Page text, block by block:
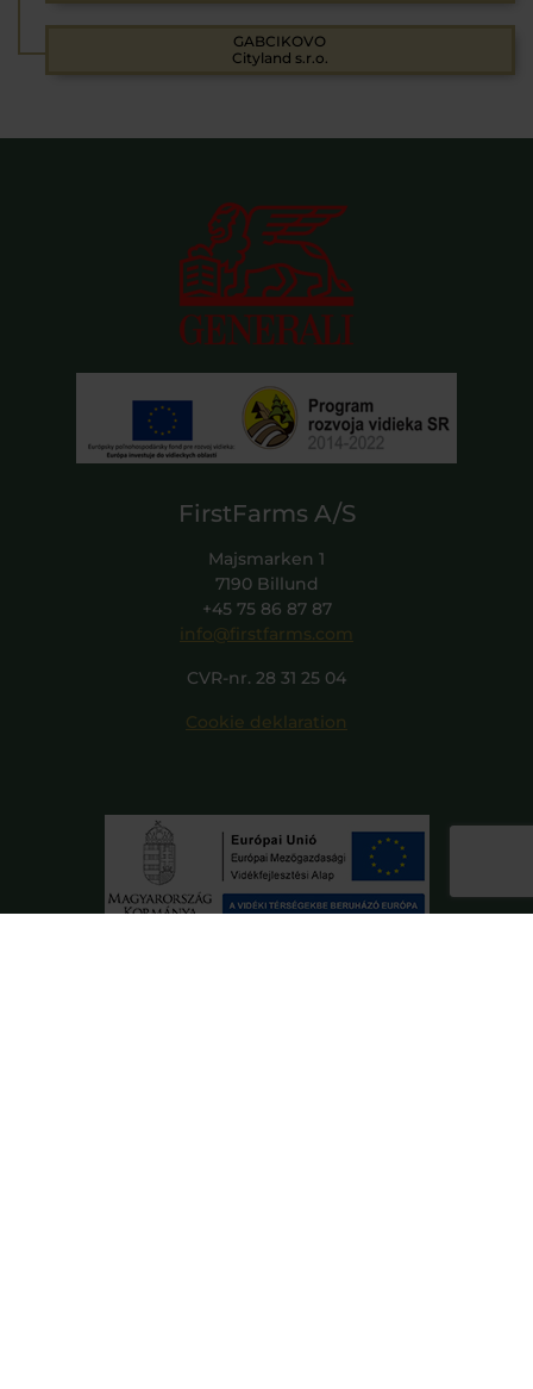
GABCIKOVO
Cityland s.r.o.
FirstFarms A/S
Majsmarken 1
7190 Billund
+45 75 86 87 87
info@firstfarms.com
CVR-nr. 28 31 25 04
Cookie deklaration